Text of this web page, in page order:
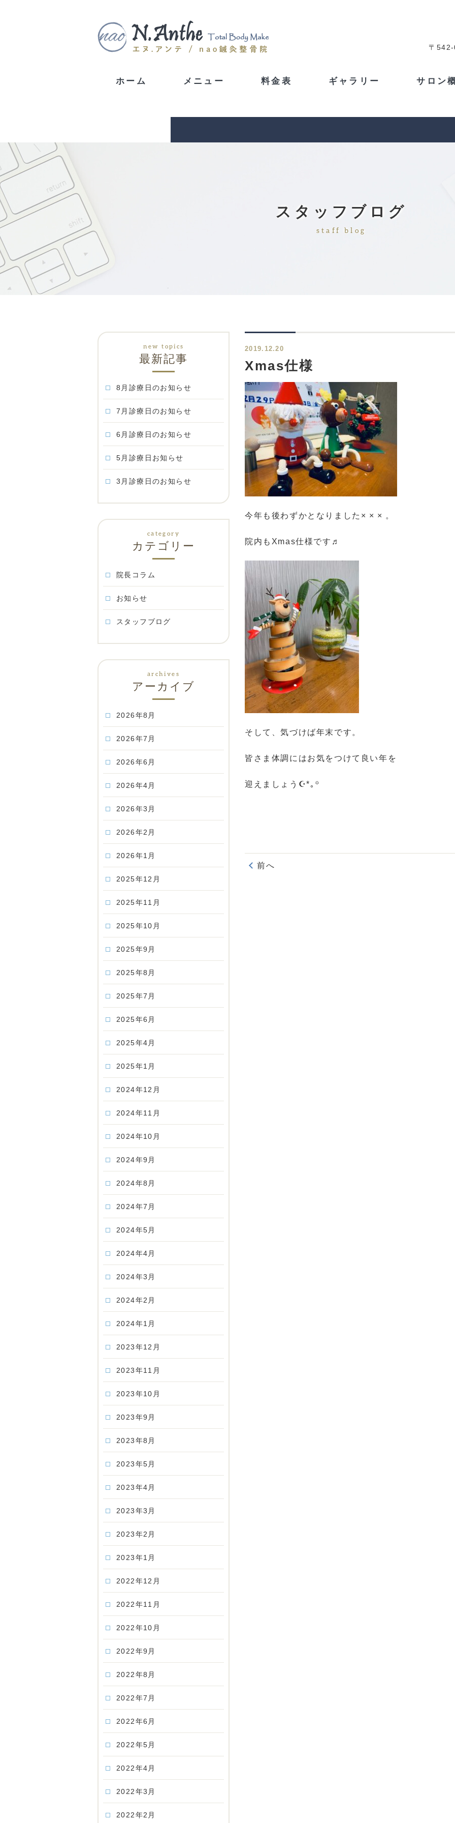
〒
ホーム メニュー 料金表 ギャラリー サロン
スタッフブログ
staff blog
2019.12.20
Xmas仕様
今年も後わずかとなりました× × × 。
院内もXmas仕様です♬︎
そして、気づけば年末です。
皆さま体調にはお気をつけて良い年を
迎えましょう☪︎*｡꙳
前へ
最新記事
8月診療日のお知らせ
7月診療日のお知らせ
6月診療日のお知らせ
5月診療日お知らせ
3月診療日のお知らせ
カテゴリー
院長コラム
お知らせ
スタッフブログ
アーカイブ
2026年8月
2026年7月
2026年6月
2026年4月
2026年3月
2026年2月
2026年1月
2025年12月
2025年11月
2025年10月
2025年9月
2025年8月
2025年7月
2025年6月
2025年4月
2025年1月
2024年12月
2024年11月
2024年10月
2024年9月
2024年8月
2024年7月
2024年5月
2024年4月
2024年3月
2024年2月
2024年1月
2023年12月
2023年11月
2023年10月
2023年9月
2023年8月
2023年5月
2023年4月
2023年3月
2023年2月
2023年1月
2022年12月
2022年11月
2022年10月
2022年9月
2022年8月
2022年7月
2022年6月
2022年5月
2022年4月
2022年3月
2022年2月